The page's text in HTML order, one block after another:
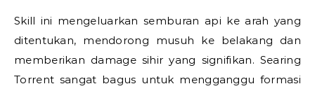
Skill ini mengeluarkan semburan api ke arah yang
ditentukan, mendorong musuh ke belakang dan
memberikan damage sihir yang signifikan. Searing
Torrent sangat bagus untuk mengganggu formasi